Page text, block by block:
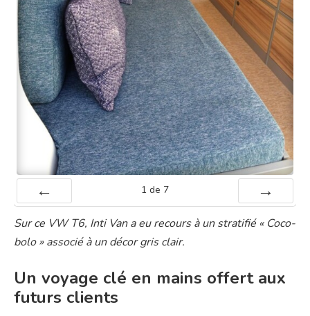
1 de 7
Sur ce VW T6, Inti Van a eu recours à un stratifié « Coco-
bolo » associé à un décor gris clair.
Un voyage clé en mains offert aux
futurs clients